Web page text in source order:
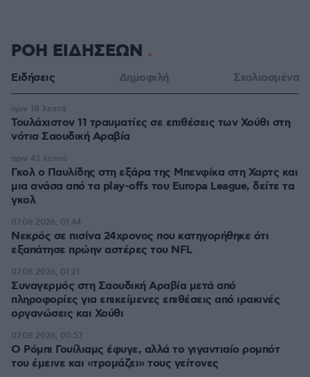
ΡΟΗ ΕΙΔΗΣΕΩΝ
Ειδήσεις Δημοφιλή Σχολιασμένα
Τουλάχιστον 11 τραυματίες σε επιθέσεις των Χούθι στη
νότια Σαουδική Αραβία
πριν 18 λεπτά
Γκολ ο Παυλίδης στη εξάρα της Μπενφίκα στη Χαρτς και
μια ανάσα από τα play-offs του Europa League, δείτε τα
γκολ
πριν 43 λεπτά
Νεκρός σε πισίνα 24χρονος που κατηγορήθηκε ότι
εξαπάτησε πρώην αστέρες του NFL
07.08.2026, 01:44
Συναγερμός στη Σαουδική Αραβία μετά από
πληροφορίες για επικείμενες επιθέσεις από ιρακινές
οργανώσεις και Χούθι
07.08.2026, 01:21
Ο Ρόμπι Γουίλιαμς έφυγε, αλλά το γιγαντιαίο ρομπότ
του έμεινε και «τρομάζει» τους γείτονες
07.08.2026, 00:57